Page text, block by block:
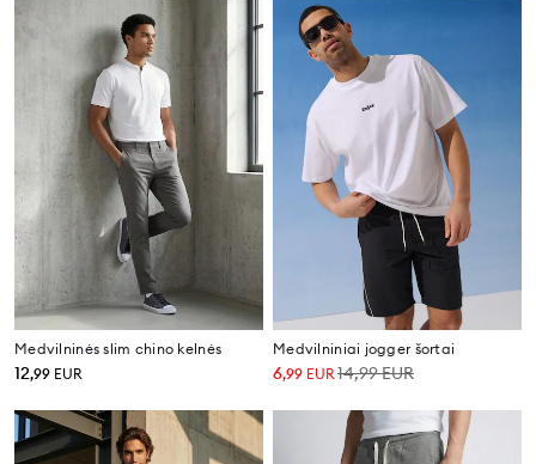
Medvilninės slim chino kelnės
12,99 EUR
Medvilniniai jogger šortai
6,99 EUR14,99EUR